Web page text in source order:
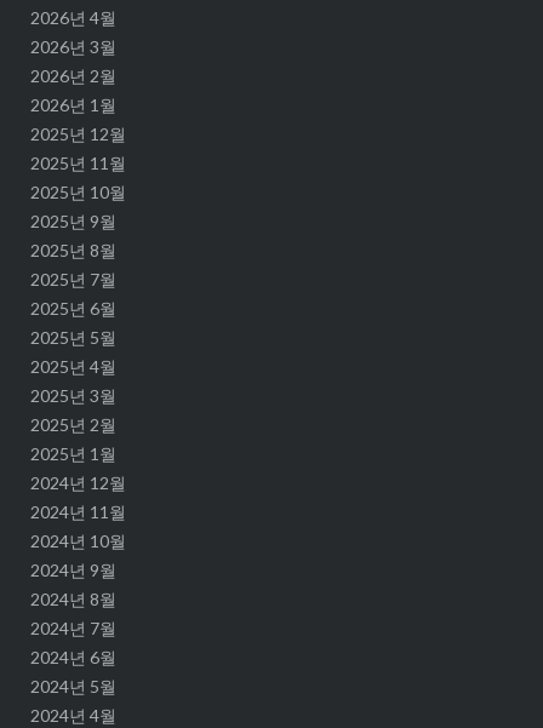
2026년 4월
2026년 3월
2026년 2월
2026년 1월
2025년 12월
2025년 11월
2025년 10월
2025년 9월
2025년 8월
2025년 7월
2025년 6월
2025년 5월
2025년 4월
2025년 3월
2025년 2월
2025년 1월
2024년 12월
2024년 11월
2024년 10월
2024년 9월
2024년 8월
2024년 7월
2024년 6월
2024년 5월
2024년 4월